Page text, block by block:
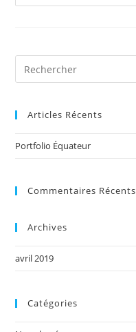
Articles Récents
Portfolio Équateur
Commentaires Récents
Archives
avril 2019
Catégories